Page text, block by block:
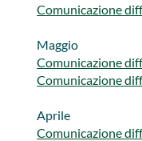
​Comunicazione
Maggio
​Comunicazione
​Comunicazione
Aprile
Comunicazione